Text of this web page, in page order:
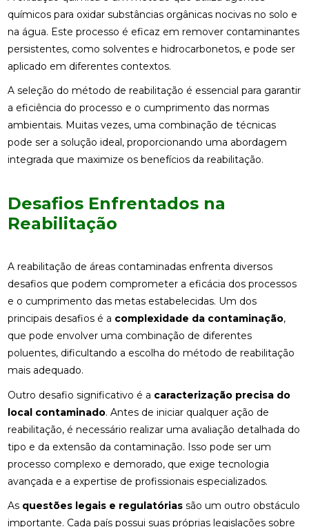
químicos para oxidar substâncias orgânicas nocivas no solo e
na água. Este processo é eficaz em remover contaminantes
persistentes, como solventes e hidrocarbonetos, e pode ser
aplicado em diferentes contextos.
A seleção do método de reabilitação é essencial para garantir
a eficiência do processo e o cumprimento das normas
ambientais. Muitas vezes, uma combinação de técnicas
pode ser a solução ideal, proporcionando uma abordagem
integrada que maximize os benefícios da reabilitação.
Desafios Enfrentados na
Reabilitação
A reabilitação de áreas contaminadas enfrenta diversos
desafios que podem comprometer a eficácia dos processos
e o cumprimento das metas estabelecidas. Um dos
principais desafios é a complexidade da contaminação,
que pode envolver uma combinação de diferentes
poluentes, dificultando a escolha do método de reabilitação
mais adequado.
Outro desafio significativo é a caracterização precisa do
local contaminado. Antes de iniciar qualquer ação de
reabilitação, é necessário realizar uma avaliação detalhada do
tipo e da extensão da contaminação. Isso pode ser um
processo complexo e demorado, que exige tecnologia
avançada e a expertise de profissionais especializados.
As questões legais e regulatóriassão um outro obstáculo
importante. Cada país possui suas próprias legislações sobre